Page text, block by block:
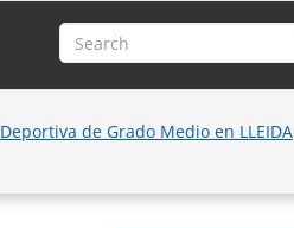
Deportiva de Grado Medio en LLEIDA